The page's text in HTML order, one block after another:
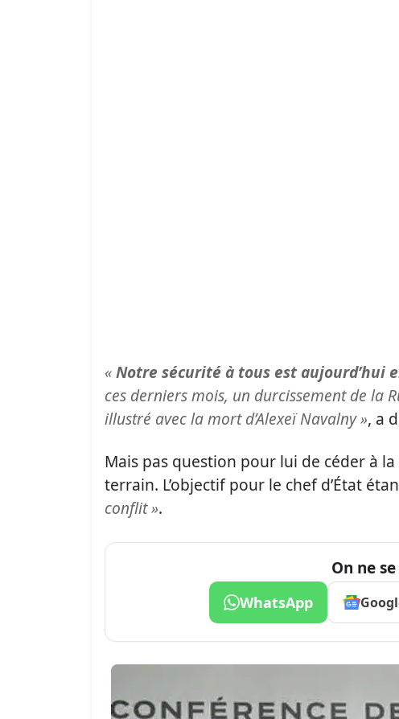
«Notre sécurité à tous est aujourd’hui
ces derniers mois, un durcissement de la
illustré avec la mort d’Alexeï Navalny », a
Mais pas question pour lui de céder à
terrain. L’objectif pour le chef d’État
conflit ».
On ne
WhatsApp